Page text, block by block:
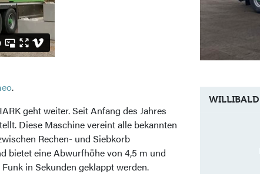
.
geht weiter. Seit Anfang des Jahres
Diese Maschine vereint alle bekannten
Rechen- und Siebkorb
bietet eine Abwurfhöhe von 4,5 m und
in Sekunden geklappt werden.